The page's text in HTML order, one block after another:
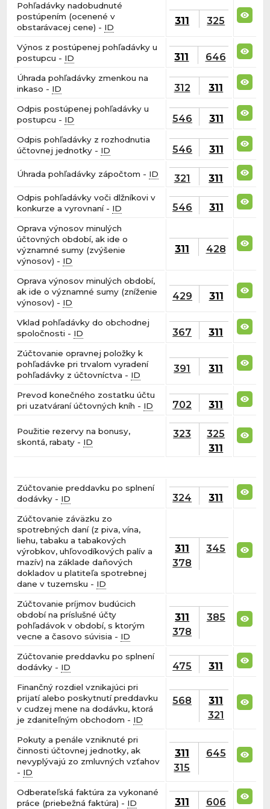
Pohľadávky nadobudnuté
postúpením (ocenené v
obstarávacej cene) - ID
311 325
Výnos z postúpenej pohľadávky u
postupcu - ID 311 646
Úhrada pohľadávky zmenkou na
inkaso - ID 312 311
Odpis postúpenej pohľadávky u
postupcu - ID 546 311
Odpis pohľadávky z rozhodnutia
účtovnej jednotky - ID 546 311
Úhrada pohľadávky zápočtom - ID 321 311
Odpis pohľadávky voči dlžníkovi v
konkurze a vyrovnaní - ID 546 311
Oprava výnosov minulých
účtovných období, ak ide o
významné sumy (zvýšenie
výnosov) - ID
311 428
Oprava výnosov minulých období,
ak ide o významné sumy (zníženie
výnosov) - ID
429 311
Vklad pohľadávky do obchodnej
spoločnosti - ID 367 311
Zúčtovanie opravnej položky k
pohľadávke pri trvalom vyradení
pohľadávky z účtovníctva - ID
391 311
Prevod konečného zostatku účtu
pri uzatváraní účtovných kníh - ID 702 311
Použitie rezervy na bonusy,
skontá, rabaty - ID
323
325
311
Zúčtovanie preddavku po splnení
dodávky - ID 324 311
Zúčtovanie záväzku zo
spotrebných daní (z piva, vína,
liehu, tabaku a tabakových
výrobkov, uhľovodíkových palív a
mazív) na základe daňových
dokladov u platiteľa spotrebnej
dane v tuzemsku - ID
311
378
345
Zúčtovanie príjmov budúcich
období na príslušné účty
pohľadávok v období, s ktorým
vecne a časovo súvisia - ID
311
378
385
Zúčtovanie preddavku po splnení
dodávky - ID 475 311
Finančný rozdiel vznikajúci pri
prijatí alebo poskytnutí preddavku
v cudzej mene na dodávku, ktorá
je zdaniteľným obchodom - ID
568
311
321
Pokuty a penále vzniknuté pri
činnosti účtovnej jednotky, ak
nevyplývajú zo zmluvných vzťahov
- ID
311
315
645
Odberateľská faktúra za vykonané
práce (priebežná faktúra) - ID 311 606